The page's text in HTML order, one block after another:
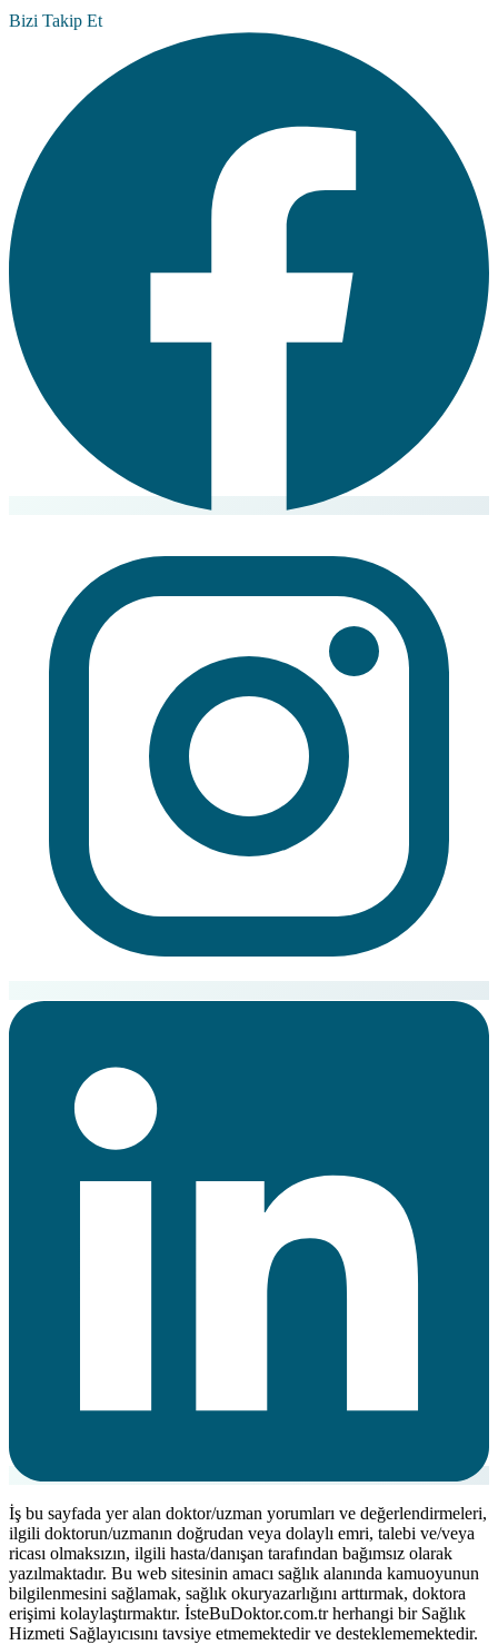
Bizi Takip Et
İş bu sayfada yer alan doktor/uzman yorumları ve değerlendirmeleri,
ilgili doktorun/uzmanın doğrudan veya dolaylı emri, talebi ve/veya
ricası olmaksızın, ilgili hasta/danışan tarafından bağımsız olarak
yazılmaktadır. Bu web sitesinin amacı sağlık alanında kamuoyunun
bilgilenmesini sağlamak, sağlık okuryazarlığını arttırmak, doktora
erişimi kolaylaştırmaktır. İsteBuDoktor.com.tr herhangi bir Sağlık
Hizmeti Sağlayıcısını tavsiye etmemektedir ve desteklememektedir.